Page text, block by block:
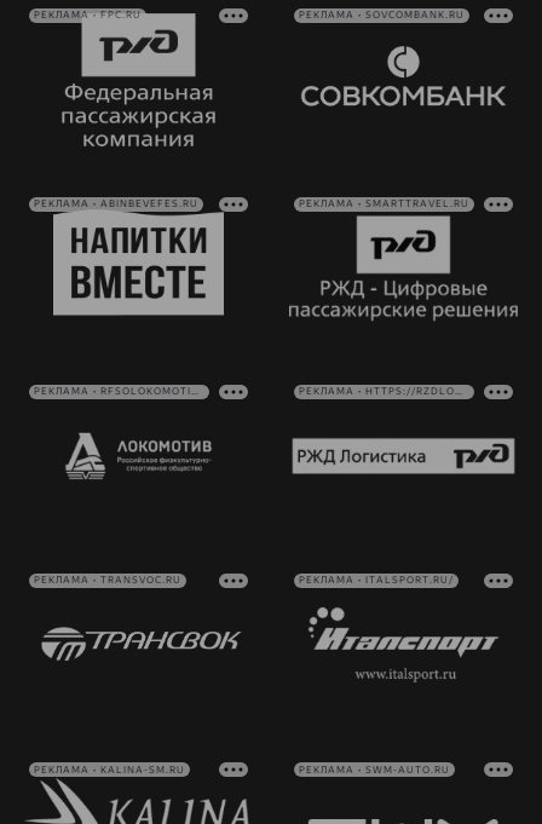
РЕКЛАМА • FPC.RU РЕКЛАМА • SOVCOMBANK.RU
РЕКЛАМА • ABINBEVEFES.RU РЕКЛАМА • SMARTTRAVEL.RU
РЕКЛАМА • RFSOLOKOMOTIV.RU РЕКЛАМА • HTTPS://RZDLOG.RU/
РЕКЛАМА • TRANSVOC.RU РЕКЛАМА • ITALSPORT.RU/
РЕКЛАМА • KALINA-SM.RU РЕКЛАМА • SWM-AUTO.RU